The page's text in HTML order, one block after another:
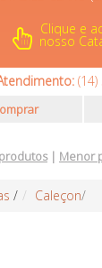
Clique e
nosso
| Menor
/ Caleçon/